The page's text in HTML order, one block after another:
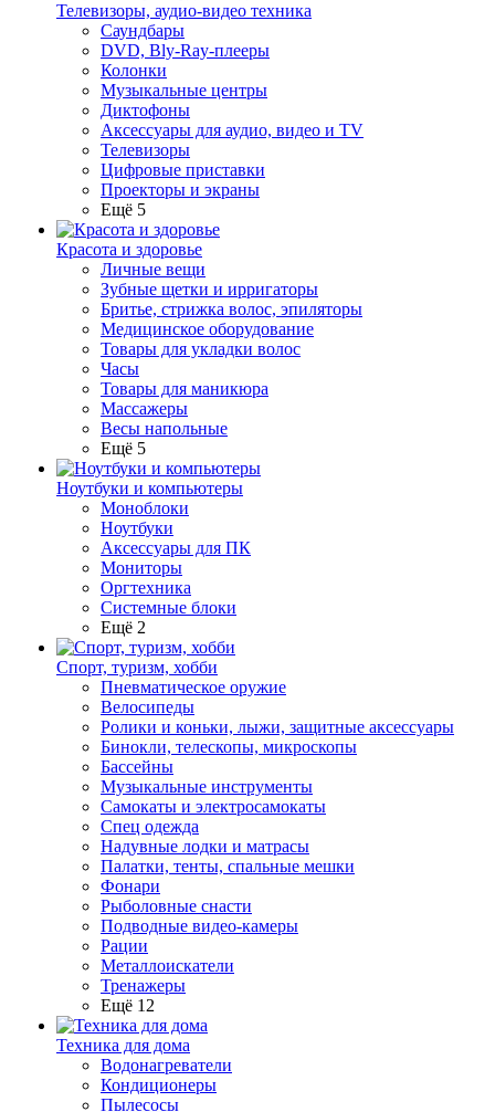
Телевизоры, аудио-видео техника
Саундбары
DVD, Bly-Ray-плееры
Колонки
Музыкальные центры
Диктофоны
Аксессуары для аудио, видео и TV
Телевизоры
Цифровые приставки
Проекторы и экраны
Ещё 5
Красота и здоровье
Личные вещи
Зубные щетки и ирригаторы
Бритье, стрижка волос, эпиляторы
Медицинское оборудование
Товары для укладки волос
Часы
Товары для маникюра
Массажеры
Весы напольные
Ещё 5
Ноутбуки и компьютеры
Моноблоки
Ноутбуки
Аксессуары для ПК
Мониторы
Оргтехника
Системные блоки
Ещё 2
Спорт, туризм, хобби
Пневматическое оружие
Велосипеды
Ролики и коньки, лыжи, защитные аксессуары
Бинокли, телескопы, микроскопы
Бассейны
Музыкальные инструменты
Самокаты и электросамокаты
Спец одежда
Надувные лодки и матрасы
Палатки, тенты, спальные мешки
Фонари
Рыболовные снасти
Подводные видео-камеры
Рации
Металлоискатели
Тренажеры
Ещё 12
Техника для дома
Водонагреватели
Кондиционеры
Пылесосы